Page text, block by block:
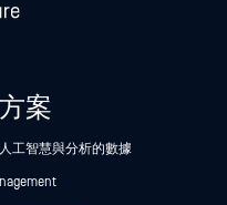
案
工智慧與分析的數據